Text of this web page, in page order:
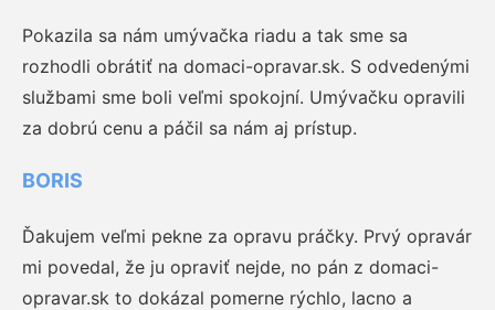
Pokazila sa nám umývačka riadu a tak sme sa
rozhodli obrátiť na domaci-opravar.sk. S odvedenými
službami sme boli veľmi spokojní. Umývačku opravili
za dobrú cenu a páčil sa nám aj prístup.
BORIS
Ďakujem veľmi pekne za opravu práčky. Prvý opravár
mi povedal, že ju opraviť nejde, no pán z domaci-
opravar.sk to dokázal pomerne rýchlo, lacno a